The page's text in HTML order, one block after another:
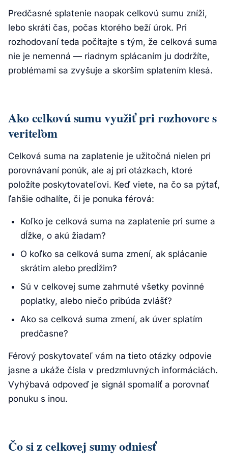
Predčasné splatenie naopak celkovú sumu zníži,
lebo skráti čas, počas ktorého beží úrok. Pri
rozhodovaní teda počítajte s tým, že celková suma
nie je nemenná — riadnym splácaním ju dodržíte,
problémami sa zvyšuje a skorším splatením klesá.
Ako celkovú sumu využiť pri rozhovore s
veriteľom
Celková suma na zaplatenie je užitočná nielen pri
porovnávaní ponúk, ale aj pri otázkach, ktoré
položíte poskytovateľovi. Keď viete, na čo sa pýtať,
ľahšie odhalíte, či je ponuka férová:
Koľko je celková suma na zaplatenie pri sume a
dĺžke, o akú žiadam?
O koľko sa celková suma zmení, ak splácanie
skrátim alebo predĺžim?
Sú v celkovej sume zahrnuté všetky povinné
poplatky, alebo niečo pribúda zvlášť?
Ako sa celková suma zmení, ak úver splatím
predčasne?
Férový poskytovateľ vám na tieto otázky odpovie
jasne a ukáže čísla v predzmluvných informáciách.
Vyhýbavá odpoveď je signál spomaliť a porovnať
ponuku s inou.
Čo si z celkovej sumy odniesť